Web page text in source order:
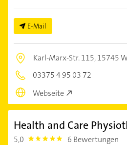
E-Mail
Karl-Marx-Str. 115,15745
03375 4 95 03 72
Webseite
Health and Care
5,0 5.0 6 Bewertungen